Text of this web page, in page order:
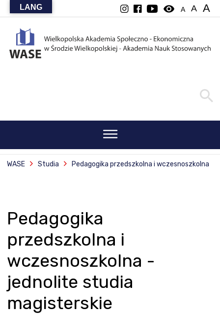
visibility A A A
WASE Studia Pedagogika przedszkolna i wczesnoszkolna
Pedagogika
przedszkolna i
wczesnoszkolna -
jednolite studia
magisterskie
LANG